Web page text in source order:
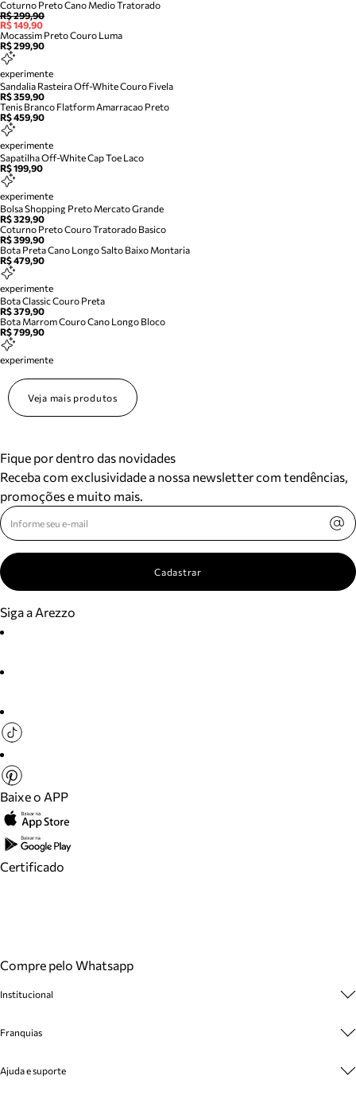
Coturno Preto Cano Medio Tratorado
R$ 299,90
R$ 149,90
Mocassim Preto Couro Luma
R$ 299,90
experimente
Sandalia Rasteira Off-White Couro Fivela
R$ 359,90
Tenis Branco Flatform Amarracao Preto
R$ 459,90
experimente
Sapatilha Off-White Cap Toe Laco
R$ 199,90
experimente
Bolsa Shopping Preto Mercato Grande
R$ 329,90
Coturno Preto Couro Tratorado Basico
R$ 399,90
Bota Preta Cano Longo Salto Baixo Montaria
R$ 479,90
experimente
Bota Classic Couro Preta
R$ 379,90
Bota Marrom Couro Cano Longo Bloco
R$ 799,90
experimente
Veja mais produtos
Fique por dentro das novidades
Receba com exclusividade a nossa newsletter com tendências,
promoções e muito mais.
Cadastrar
Siga a Arezzo
Baixe o APP
Certificado
Compre pelo Whatsapp
Institucional
Cashback
Venda Corporativa
Franquias
Plano de Negócio
Ajuda e suporte